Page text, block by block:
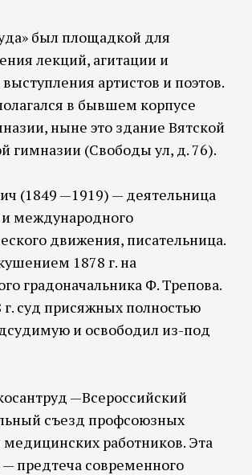
был площадкой для
лекций, агитации и
артистов и поэтов.
в бывшем корпусе
ныне это здание Вятской
гимназии (Свободы ул, д. 76).
(1849 —1919) — деятельница
и международного
движения, писательница.
1878 г. на
градоначальника Ф. Трепова.
г. суд присяжных полностью
и освободил из-под
—Всероссийский
съезд профсоюзных
медицинских работников. Эта
— предтеча современного